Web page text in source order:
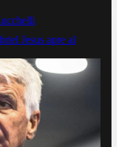
Jesus apre al